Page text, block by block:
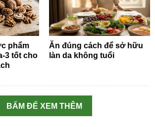
phẩm
3 tốt cho
Ăn đúng cách để sở hữu
làn da không tuổi
BẤM ĐỂ XEM THÊM